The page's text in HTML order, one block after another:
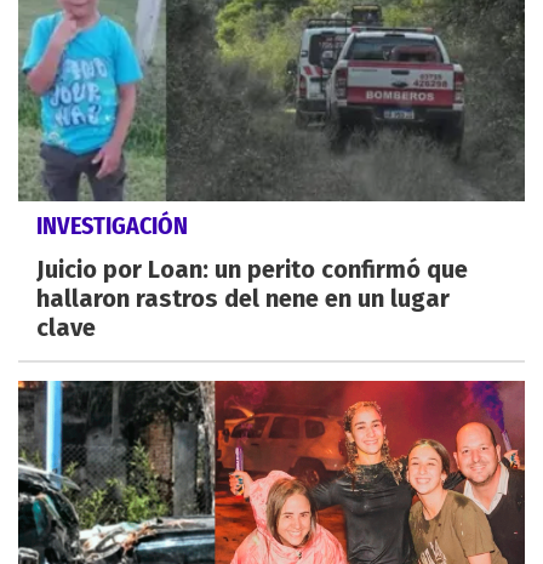
INVESTIGACIÓN
Juicio por Loan: un perito confirmó que
hallaron rastros del nene en un lugar
clave